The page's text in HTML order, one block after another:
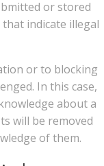
or stored
indicate illegal
or to blocking
In this case,
about a
will be removed
of them.